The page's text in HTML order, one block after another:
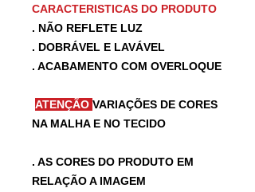
CARACTERISTICAS DO PRODUTO
. NÃO REFLETE LUZ
. DOBRÁVEL E LAVÁVEL
. ACABAMENTO COM OVERLOQUE
ATENÇÃO VARIAÇÕES DE CORES
NA MALHA E NO TECIDO
. AS CORES DO PRODUTO EM
RELAÇÃO A IMAGEM